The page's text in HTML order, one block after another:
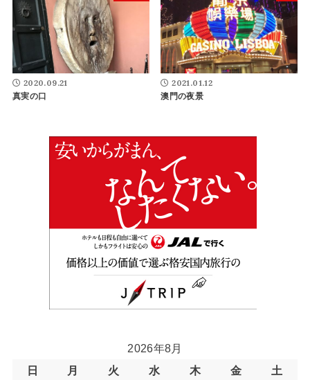
2020.09.21
真実の口
2021.01.12
澳門の夜景
2026年8月
日
月 火 水 木 金 土